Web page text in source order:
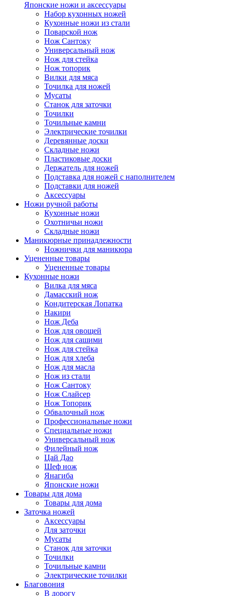
Японские ножи и аксессуары
Набор кухонных ножей
Кухонные ножи из стали
Поварской нож
Нож Сантоку
Универсальный нож
Нож для стейка
Нож топорик
Вилки для мяса
Точилка для ножей
Мусаты
Станок для заточки
Точилки
Точильные камни
Электрические точилки
Деревянные доски
Складные ножи
Пластиковые доски
Держатель для ножей
Подставка для ножей с наполнителем
Подставки для ножей
Аксессуары
Ножи ручной работы
Кухонные ножи
Охотничьи ножи
Складные ножи
Маникюрные принадлежности
Ножнички для маникюра
Уцененные товары
Уцененные товары
Кухонные ножи
Вилка для мяса
Дамасский нож
Кондитерская Лопатка
Накири
Нож Деба
Нож для овощей
Нож для сашими
Нож для стейка
Нож для хлеба
Нож для масла
Нож из стали
Нож Сантоку
Нож Слайсер
Нож Топорик
Обвалочный нож
Профессиональные ножи
Специальные ножи
Универсальный нож
Филейный нож
Цай Дао
Шеф нож
Янагиба
Японские ножи
Товары для дома
Товары для дома
Заточка ножей
Аксессуары
Для заточки
Мусаты
Станок для заточки
Точилки
Точильные камни
Электрические точилки
Благовония
В дорогу